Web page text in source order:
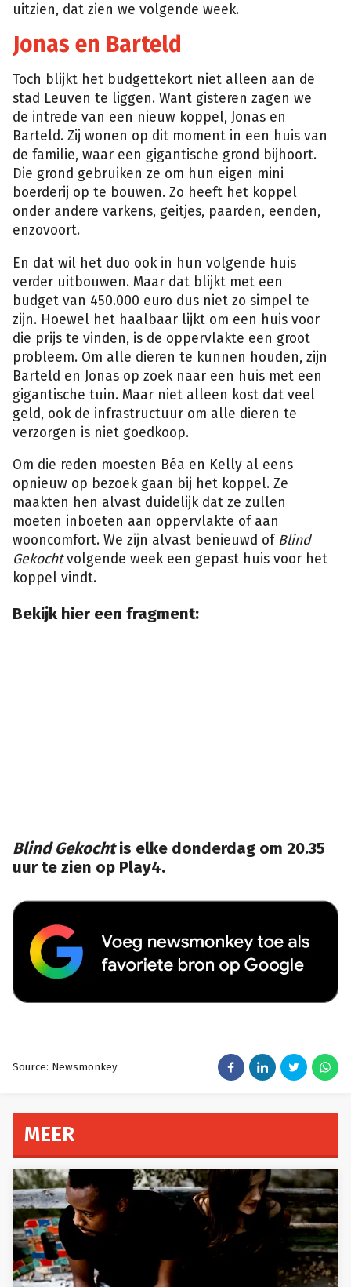
uitzien, dat zien we volgende week.
Jonas en Barteld
Toch blijkt het budgettekort niet alleen aan de
stad Leuven te liggen. Want gisteren zagen we
de intrede van een nieuw koppel, Jonas en
Barteld. Zij wonen op dit moment in een huis van
de familie, waar een gigantische grond bijhoort.
Die grond gebruiken ze om hun eigen mini
boerderij op te bouwen. Zo heeft het koppel
onder andere varkens, geitjes, paarden, eenden,
enzovoort.
En dat wil het duo ook in hun volgende huis
verder uitbouwen. Maar dat blijkt met een
budget van 450.000 euro dus niet zo simpel te
zijn. Hoewel het haalbaar lijkt om een huis voor
die prijs te vinden, is de oppervlakte een groot
probleem. Om alle dieren te kunnen houden, zijn
Barteld en Jonas op zoek naar een huis met een
gigantische tuin. Maar niet alleen kost dat veel
geld, ook de infrastructuur om alle dieren te
verzorgen is niet goedkoop.
Om die reden moesten Béa en Kelly al eens
opnieuw op bezoek gaan bij het koppel. Ze
maakten hen alvast duidelijk dat ze zullen
moeten inboeten aan oppervlakte of aan
wooncomfort. We zijn alvast benieuwd of Blind
Gekochtvolgende week een gepast huis voor het
koppel vindt.
Bekijk hier een fragment:
Blind Gekochtis elke donderdag om 20.35
uur te zien op Play4.
Source: Newsmonkey
MEER